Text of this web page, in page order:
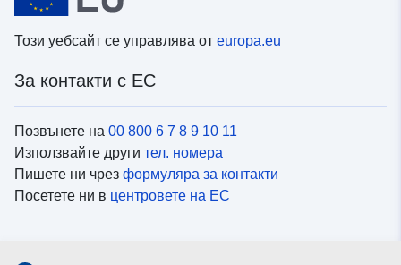
Този уебсайт се управлява от europa.eu
За контакти с ЕС
Позвънете на 00 800 6 7 8 9 10 11
Използвайте други тел. номера
Пишете ни чрез формуляра за контакти
Посетете ни в центровете на ЕС